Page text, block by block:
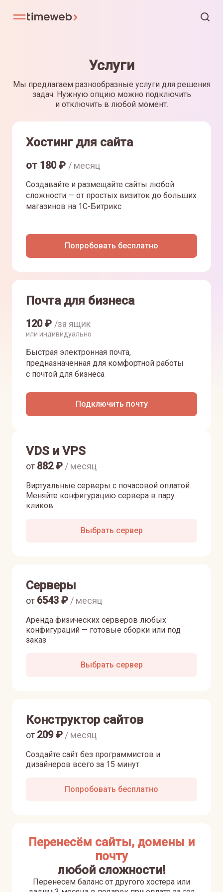
Услуги
Мы предлагаем разнообразные услуги для решения
задач. Нужную опцию можно подключить
и отключить в любой момент.
Хостинг для сайта
от 180₽ / месяц
Создавайте и размещайте сайты любой
сложности — от простых визиток до больших
магазинов на 1С-Битрикс
Попробовать бесплатно
Почта для бизнеса
120₽ /за ящик
или индивидуально
Быстрая электронная почта,
предназначенная для комфортной работы
с почтой для бизнеса
Подключить почту
VDS и VPS
Виртуальные серверы с почасовой оплатой.
Меняйте конфигурацию сервера в пару
кликов
от 882₽ / месяц
Выбрать сервер
Серверы
Аренда физических серверов любых
конфигураций — готовые сборки или под
заказ
от 6543 ₽ / месяц
Выбрать сервер
Конструктор сайтов
Создайте сайт без программистов и
дизайнеров всего за 15 минут
от 209₽ / месяц
Попробовать бесплатно
Перенесём сайты, домены и
почту
любой сложности!
Перенесем баланс от другого хостера или